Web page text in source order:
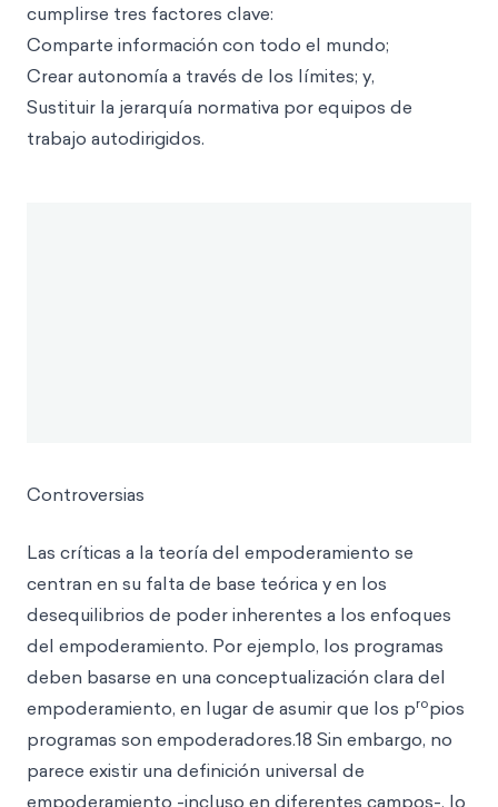
cumplirse tres factores clave:
Comparte información con todo el mundo;
Crear autonomía a través de los límites; y,
Sustituir la jerarquía normativa por equipos de
trabajo autodirigidos.
Controversias
Las críticas a la teoría del empoderamiento se
centran en su falta de base teórica y en los
desequilibrios de poder inherentes a los enfoques
del empoderamiento. Por ejemplo, los programas
deben basarse en una conceptualización clara del
empoderamiento, en lugar de asumir que los propios
programas son empoderadores.18 Sin embargo, no
parece existir una definición universal de
empoderamiento -incluso en diferentes campos-, lo